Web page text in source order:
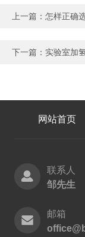
上一篇： 怎样正确
下一篇： 实验室加
网站首页
联系人
邹先生
邮箱